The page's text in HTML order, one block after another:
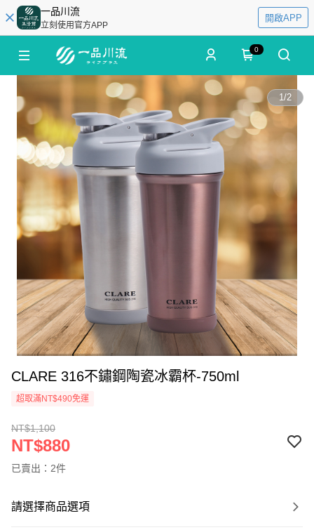
一品川流
立刻使用官方APP
開啟APP
0
1/2
CLARE 316不鏽鋼陶瓷冰霸杯-750ml
超取滿NT$490免運
NT$1,100
NT$880
已賣出：2件
請選擇商品選項